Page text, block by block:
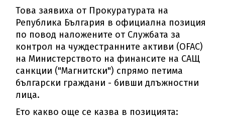
Това заявиха от Прокуратурата на
Република България в официална позиция
по повод наложените от Службата за
контрол на чуждестранните активи (OFAC)
на Министерството на финансите на САЩ
санкции ("Магнитски") спрямо петима
български граждани - бивши длъжностни
лица.
Ето какво още се казва в позицията: